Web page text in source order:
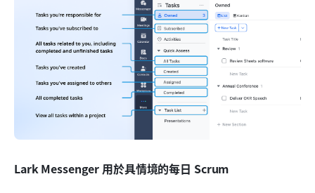
Lark Messenger 用於具情境的每日 Scrum